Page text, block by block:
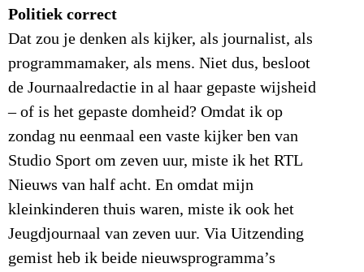
Politiek correct
Dat zou je denken als kijker, als journalist, als
programmamaker, als mens. Niet dus, besloot
de Journaalredactie in al haar gepaste wijsheid
– of is het gepaste domheid? Omdat ik op
zondag nu eenmaal een vaste kijker ben van
Studio Sport om zeven uur, miste ik het RTL
Nieuws van half acht. En omdat mijn
kleinkinderen thuis waren, miste ik ook het
Jeugdjournaal van zeven uur. Via Uitzending
gemist heb ik beide nieuwsprogramma’s